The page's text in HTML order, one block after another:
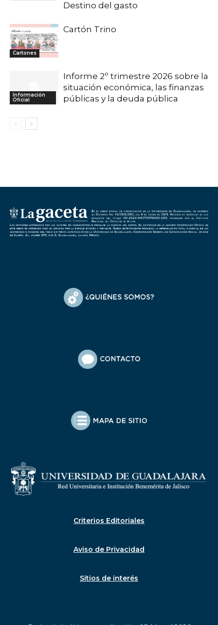
Destino del gasto
Cartones
Cartón Trino
Información
Oficial
Informe 2º trimestre 2026 sobre la
situación económica, las finanzas
públicas y la deuda pública
Criterios Editoriales
Aviso de Privacidad
Sitios de interés